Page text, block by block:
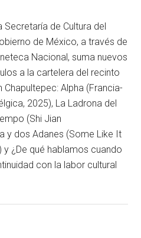
Secretaría de Cultura del
de México, a través de
Nacional, suma nuevos
a la cartelera del recinto
Chapultepec: Alpha (Francia-
2025), La Ladrona del
(Shi Jian
y dos Adanes (Some Like It
y ¿De qué hablamos cuando
con la labor cultural